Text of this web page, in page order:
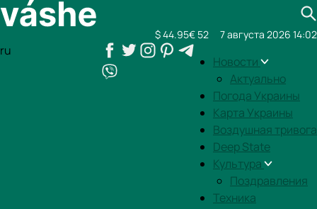
ru
Новости
Актуально
Погода Украины
Карта Украины
Воздушная тривога
Deep State
Культура
Поздравления
Техника
$ 44.95€ 52 7 августа 2026 14:02